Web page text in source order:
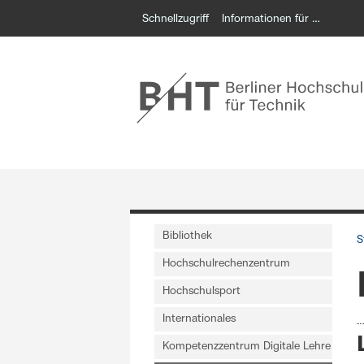
Schnellzugriff Informationen für …
Bibliothek
Hochschulrechenzentrum
Hochschulsport
Internationales
Kompetenzzentrum Digitale Lehre